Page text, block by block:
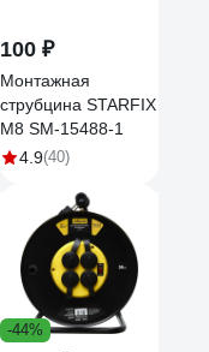
100 ₽
Монтажная
струбцина STARFIX
М8 SM-15488-1
4.9(40)
-44%